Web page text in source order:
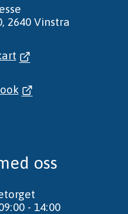
2640 Vinstra
oss
- 14:00